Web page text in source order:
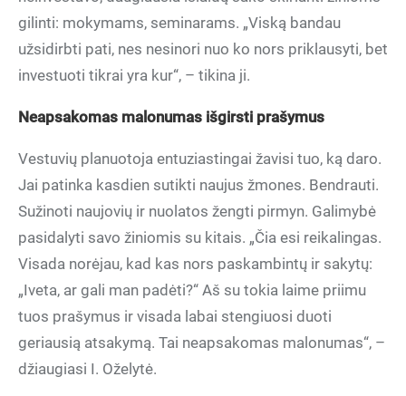
gilinti: mokymams, seminarams. „Viską bandau
užsidirbti pati, nes nesinori nuo ko nors priklausyti, bet
investuoti tikrai yra kur“, – tikina ji.
Neapsakomas malonumas išgirsti prašymus
Vestuvių planuotoja entuziastingai žavisi tuo, ką daro.
Jai patinka kasdien sutikti naujus žmones. Bendrauti.
Sužinoti naujovių ir nuolatos žengti pirmyn. Galimybė
pasidalyti savo žiniomis su kitais. „Čia esi reikalingas.
Visada norėjau, kad kas nors paskambintų ir sakytų:
„Iveta, ar gali man padėti?“ Aš su tokia laime priimu
tuos prašymus ir visada labai stengiuosi duoti
geriausią atsakymą. Tai neapsakomas malonumas“, –
džiaugiasi I. Oželytė.